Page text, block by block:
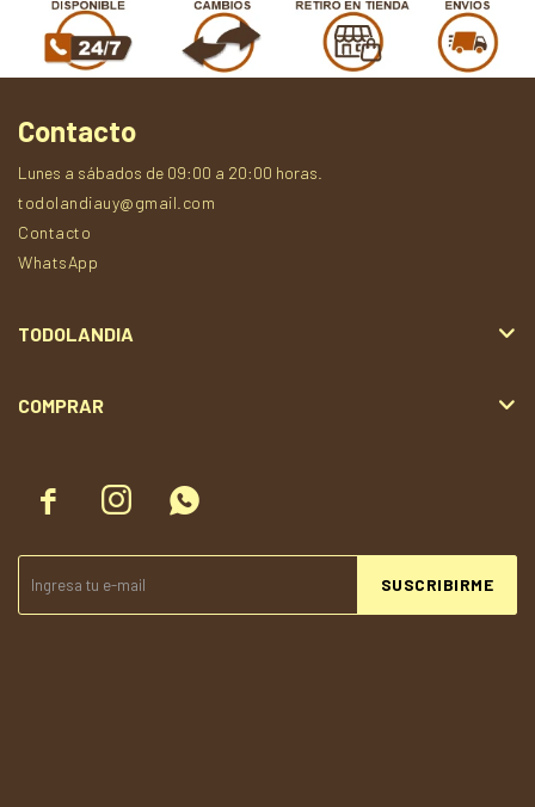
  
SUSCRIBIRME
Contacto
Lunes a sábados de 09:00 a 20:00 horas.
todolandiauy@gmail.com
Contacto
WhatsApp
TODOLANDIA
COMPRAR